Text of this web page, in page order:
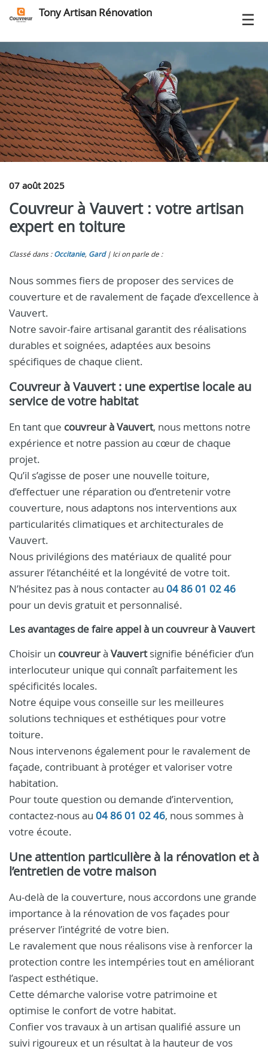
Tony Artisan Rénovation
07 août 2025
Couvreur à Vauvert : votre artisan
expert en toiture
Classé dans : Occitanie, Gard Ici on parle de :
Nous sommes fiers de proposer des services de
couverture et de ravalement de façade d’excellence à
Vauvert.
Notre savoir-faire artisanal garantit des réalisations
durables et soignées, adaptées aux besoins
spécifiques de chaque client.
Couvreur à Vauvert: une expertise locale au
service de votre habitat
En tant que couvreur à Vauvert, nous mettons notre
expérience et notre passion au cœur de chaque
projet.
Qu’il s’agisse de poser une nouvelle toiture,
d’effectuer une réparation ou d’entretenir votre
couverture, nous adaptons nos interventions aux
particularités climatiques et architecturales de
Vauvert.
Nous privilégions des matériaux de qualité pour
assurer l’étanchéité et la longévité de votre toit.
N’hésitez pas à nous contacter au 04 86 01 02 46
pour un devis gratuit et personnalisé.
Les avantages de faire appel à un couvreuràVauvert
Choisir un couvreurà Vauvertsignifie bénéficier d’un
interlocuteur unique qui connaît parfaitement les
spécificités locales.
Notre équipe vous conseille sur les meilleures
solutions techniques et esthétiques pour votre
toiture.
Nous intervenons également pour le ravalement de
façade, contribuant à protéger et valoriser votre
habitation.
Pour toute question ou demande d’intervention,
contactez-nous au 04 86 01 02 46, nous sommes à
votre écoute.
Une attention particulière à la rénovation et à
l’entretien de votre maison
Au-delà de la couverture, nous accordons une grande
importance à la rénovation de vos façades pour
préserver l’intégrité de votre bien.
Le ravalement que nous réalisons vise à renforcer la
protection contre les intempéries tout en améliorant
l’aspect esthétique.
Cette démarche valorise votre patrimoine et
optimise le confort de votre habitat.
Confier vos travaux à un artisan qualifié assure un
suivi rigoureux et un résultat à la hauteur de vos